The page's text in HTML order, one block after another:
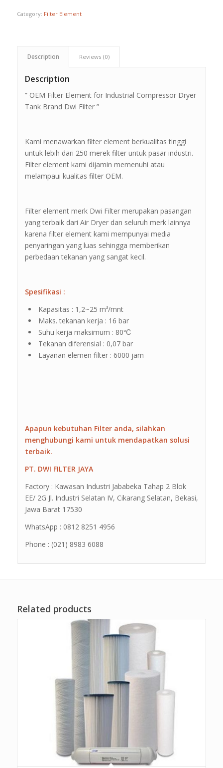
Category: Filter Element
Description Reviews (0)
Description
” OEM Filter Element for Industrial Compressor Dryer
Tank Brand Dwi Filter ”
Kami menawarkan filter element berkualitas tinggi
untuk lebih dari 250 merek filter untuk pasar industri.
Filter element kami dijamin memenuhi atau
melampaui kualitas filter OEM.
Filter element merk Dwi Filter merupakan pasangan
yang terbaik dari Air Dryer dan seluruh merk lainnya
karena filter element kami mempunyai media
penyaringan yang luas sehingga memberikan
perbedaan tekanan yang sangat kecil.
Spesifikasi :
Kapasitas : 1,2~25 m³/mnt
Maks. tekanan kerja : 16 bar
Suhu kerja maksimum : 80℃
Tekanan diferensial : 0,07 bar
Layanan elemen filter : 6000 jam
Apapun kebutuhan Filter anda, silahkan
menghubungi kami untuk mendapatkan solusi
terbaik.
PT. DWI FILTER JAYA
Factory : Kawasan Industri Jababeka Tahap 2 Blok
EE/ 2G Jl. Industri Selatan IV, Cikarang Selatan, Bekasi,
Jawa Barat 17530
WhatsApp : 0812 8251 4956
Phone : (021) 8983 6088
Related products